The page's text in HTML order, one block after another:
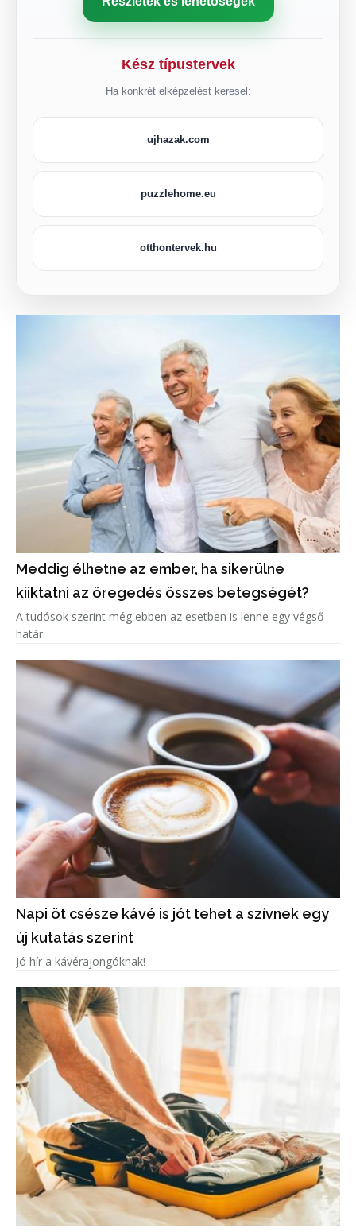
Kész típustervek
Ha konkrét elképzelést keresel:
ujhazak.com
puzzlehome.eu
otthontervek.hu
Meddig élhetne az ember, ha sikerülne
kiiktatni az öregedés összes betegségét?
A tudósok szerint még ebben az esetben is lenne egy végső
határ.
Napi öt csésze kávé is jót tehet a szívnek egy
új kutatás szerint
Jó hír a kávérajongóknak!